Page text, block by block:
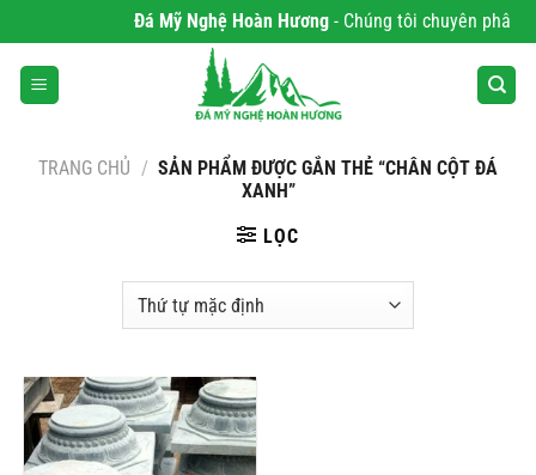
qua
nội
dung
Đá Mỹ Nghệ Hoàn Hương- Chúng tôi chuyên phân
TRANG CHỦ / SẢN PHẨM ĐƯỢC GẮN THẺ “CHÂN CỘT ĐÁ
XANH”
LỌC